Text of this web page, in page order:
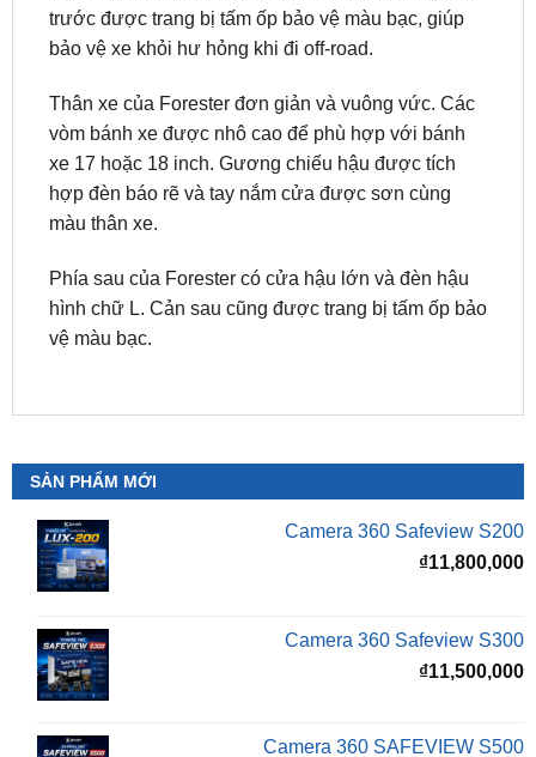
Thân xe của Forester đơn giản và vuông vức. Các
xe 17 hoặc 18 inch. Gương chiếu hậu được tích
hợp đèn báo rẽ và tay nắm cửa được sơn cùng
màu thân xe.
Phía sau của Forester có cửa hậu lớn và đèn hậu
vệ màu bạc.
SẢN PHẨM MỚI
Camera 360 Safeview S200
₫11,800,000
Camera 360 Safeview S300
Camera 360 SAFEVIEW S500
gốc